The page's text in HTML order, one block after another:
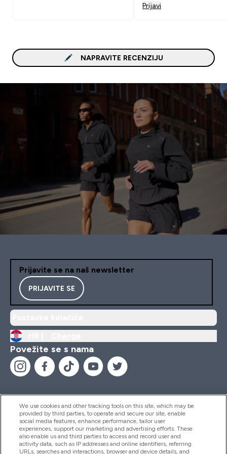
Prijavi
NAPRAVITE RECENZIJU
Prijavite se na naš newsletter
PRIJAVITE SE
Povežite se s nama
Pomoć I Informacije
Proizvodi
We use cookies and other tracking tools on this site, which may be
provided by third parties, to operate and secure our site, enable
social media features, enhance performance, tailor user
experiences, support our marketing and advertising efforts. These
also enable us and third parties to access and record user and
activity data, such as IP addresses and online identifiers, referring
URLs, searches and interactions, browser and device details, and